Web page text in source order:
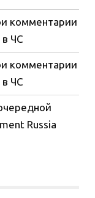
комментарии
в ЧС
комментарии
в ЧС
Russia